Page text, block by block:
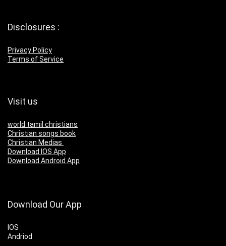
Disclosures :
Privacy Policy
Terms of Service
Visit us
world tamil christians
Christian songs book
Christian Medias
Download IOS App
Download Android App
Download Our App
IOS
Andriod